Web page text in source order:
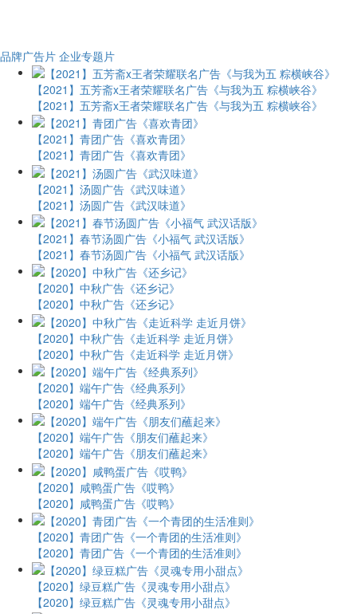
品牌广告片 企业专题片
【2021】五芳斋x王者荣耀联名广告《与我为五 粽横峡谷》
【2021】五芳斋x王者荣耀联名广告《与我为五 粽横峡谷》
【2021】青团广告《喜欢青团》
【2021】青团广告《喜欢青团》
【2021】汤圆广告《武汉味道》
【2021】汤圆广告《武汉味道》
【2021】春节汤圆广告《小福气 武汉话版》
【2021】春节汤圆广告《小福气 武汉话版》
【2020】中秋广告《还乡记》
【2020】中秋广告《还乡记》
【2020】中秋广告《走近科学 走近月饼》
【2020】中秋广告《走近科学 走近月饼》
【2020】端午广告《经典系列》
【2020】端午广告《经典系列》
【2020】端午广告《朋友们蘸起来》
【2020】端午广告《朋友们蘸起来》
【2020】咸鸭蛋广告《哎鸭》
【2020】咸鸭蛋广告《哎鸭》
【2020】青团广告《一个青团的生活准则》
【2020】青团广告《一个青团的生活准则》
【2020】绿豆糕广告《灵魂专用小甜点》
【2020】绿豆糕广告《灵魂专用小甜点》